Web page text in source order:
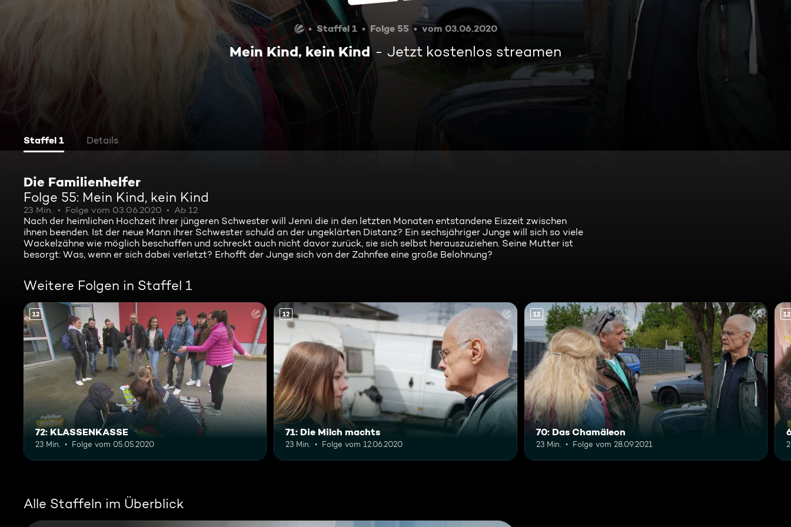
Staffel 1 Folge 55 vom 03.06.2020
Mein Kind, kein Kind Jetzt kostenlos streamen
Staffel 1 Details
Die Familienhelfer
Folge 55: Mein Kind, kein Kind
23 Min. Folge vom 03.06.2020 Ab 12
Nach der heimlichen Hochzeit ihrer jüngeren Schwester will Jenni die in den letzten Monaten entstandene Eiszeit zwischen
ihnen beenden. Ist der neue Mann ihrer Schwester schuld an der ungeklärten Distanz? Ein sechsjähriger Junge will sich so viele
Wackelzähne wie möglich beschaffen und schreckt auch nicht davor zurück, sie sich selbst herauszuziehen. Seine Mutter ist
besorgt: Was, wenn er sich dabei verletzt? Erhofft der Junge sich von der Zahnfee eine große Belohnung?
Weitere Folgen in Staffel 1
12
72: KLASSENKASSE
23 Min. Folge vom 05.05.2020
12
71: Die Milch machts
23 Min. Folge vom 12.06.2020
12
70: Das Chamäleon
23 Min. Folge vom 28.09.2021
12
Alle Staffeln im Überblick